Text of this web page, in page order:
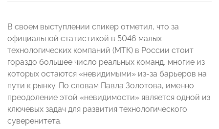
В своем выступлении спикер отметил, что за
официальной статистикой в 5046 малых
технологических компаний (МТК) в России стоит
гораздо большее число реальных команд, многие из
которых остаются «невидимыми» из-за барьеров на
пути к рынку. По словам Павла Золотова, именно
преодоление этой «невидимости» является одной из
ключевых задач для развития технологического
суверенитета.